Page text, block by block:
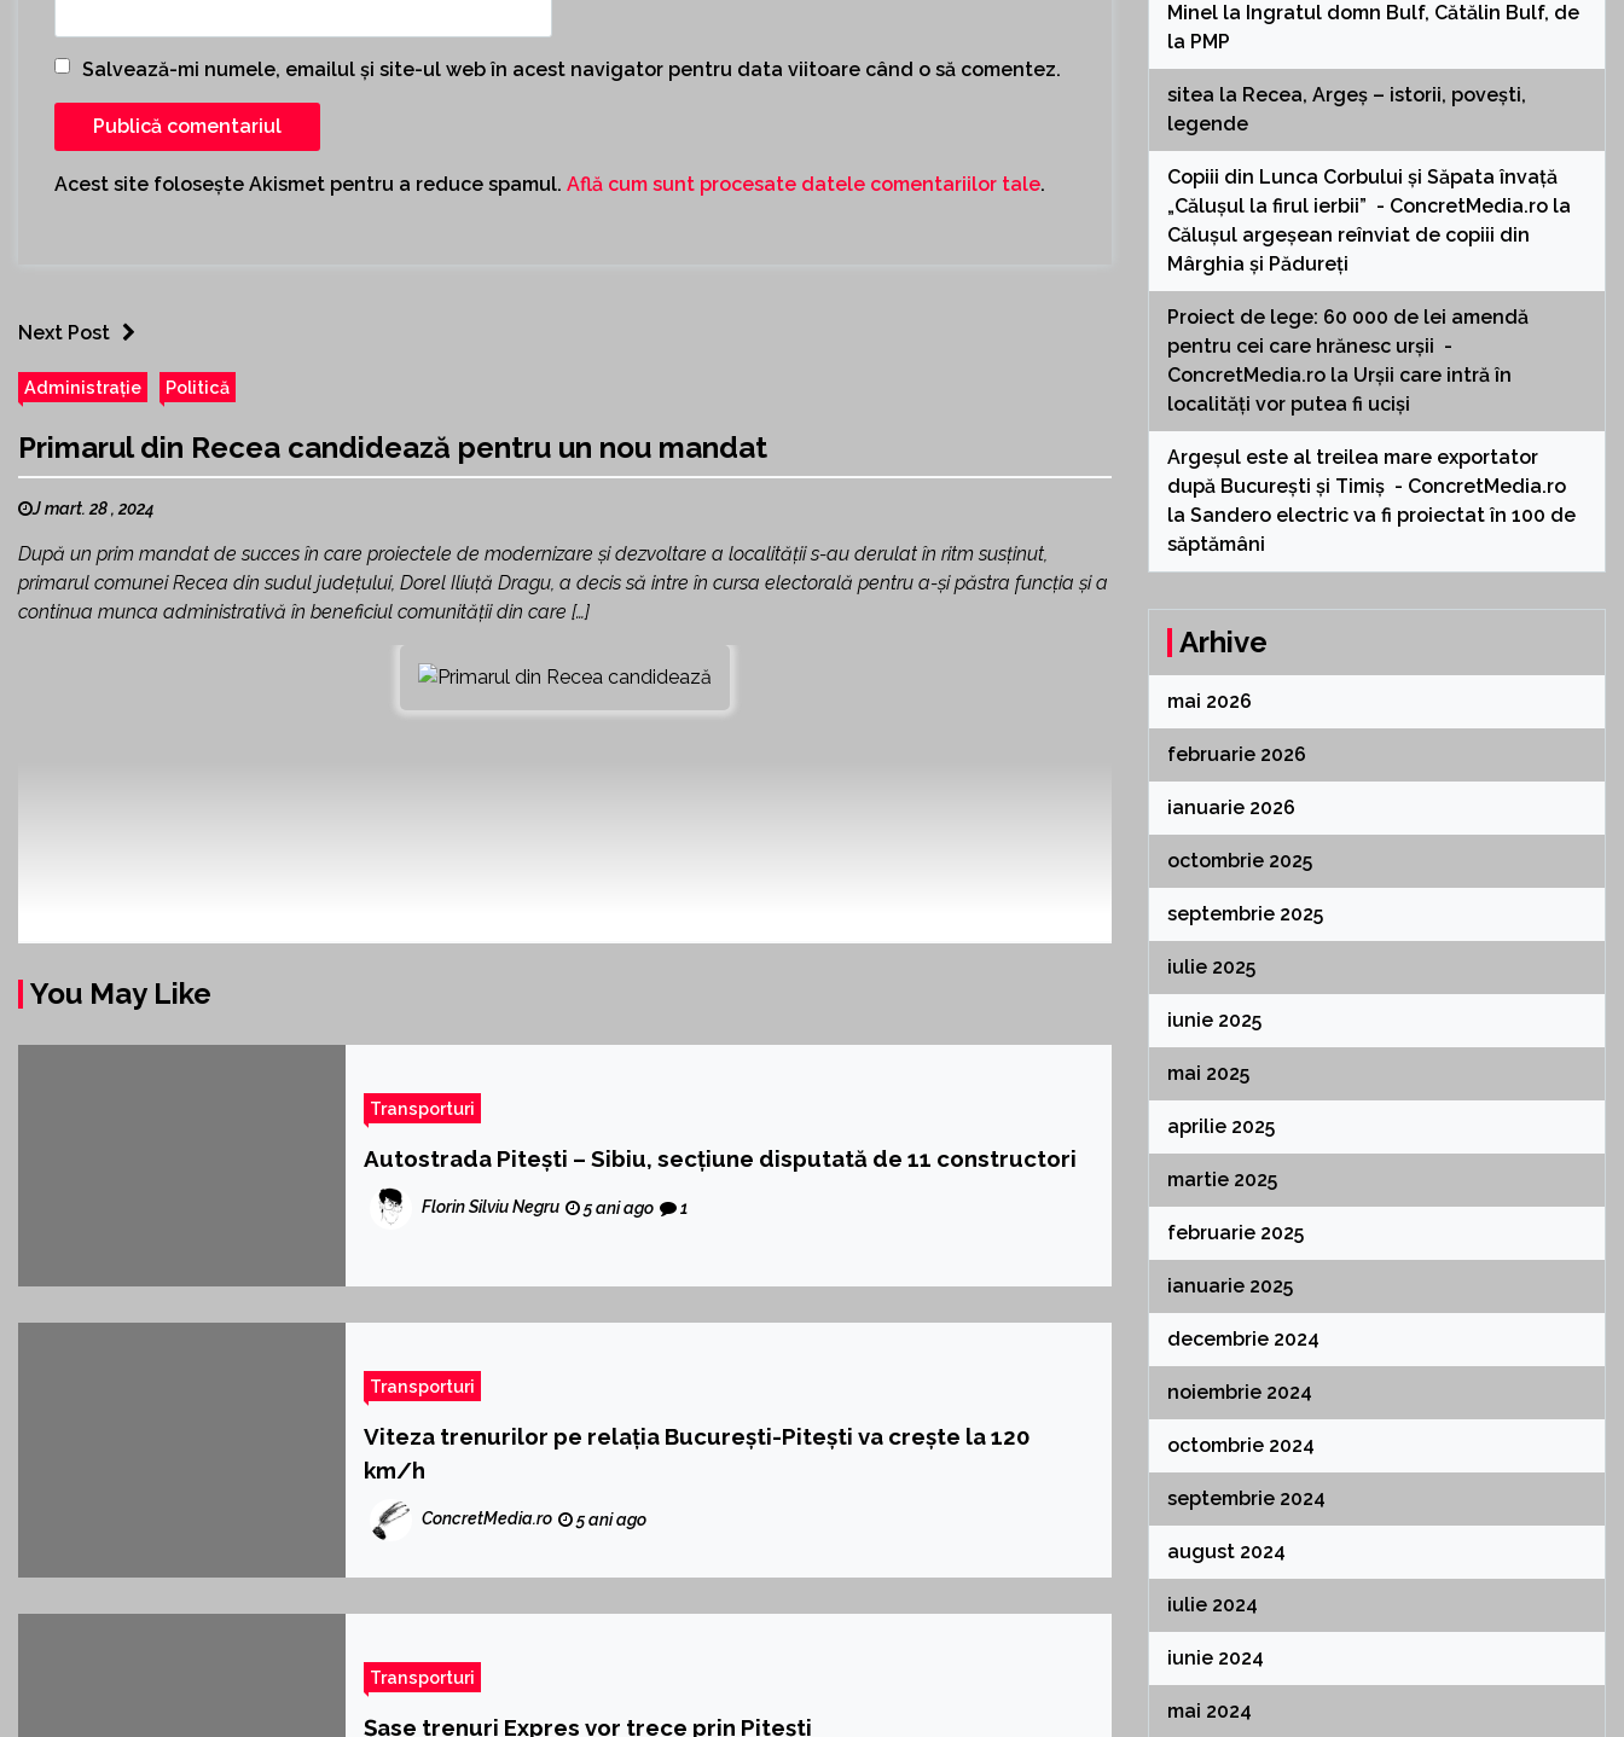
Salvează-mi numele, emailul și site-ul web în acest navigator pentru data viitoare când o să comentez.
Acest site folosește Akismet pentru a reduce spamul. Află cum sunt procesate datele comentariilor tale.
Next Post
Administrație Politică
Primarul din Recea candidează pentru un nou mandat
J mart. 28 , 2024
După un prim mandat de succes în care proiectele de modernizare și dezvoltare a localității s-au derulat în ritm susținut,
primarul comunei Recea din sudul județului, Dorel Iliuță Dragu, a decis să intre în cursa electorală pentru a-și păstra funcția și a
continua munca administrativă în beneficiul comunității din care […]
You May Like
Transporturi
Autostrada Pitești – Sibiu, secțiune disputată de 11 constructori
Florin Silviu Negru 5 ani ago 1
Transporturi
Viteza trenurilor pe relația București-Pitești va crește la 120
km/h
ConcretMedia.ro 5 ani ago
Transporturi
Șase trenuri Expres vor trece prin Pitești
Minella Ingratul domn Bulf, Cătălin Bulf, de
la PMP
sitea la Recea, Argeș – istorii, povești,
legende
Copiii din Lunca Corbului și Săpata învață
„Călușul la firul ierbii” - ConcretMedia.rola
Călușul argeșean reînviat de copiii din
Mârghia și Pădureți
Proiect de lege: 60 000 de lei amendă
pentru cei care hrănesc urșii -
ConcretMedia.rola Urșii care intră în
localități vor putea fi uciși
Argeșul este al treilea mare exportator
după București și Timiș - ConcretMedia.ro
la Sandero electric va fi proiectat în 100 de
săptămâni
Arhive
mai 2026
februarie 2026
ianuarie 2026
octombrie 2025
septembrie 2025
iulie 2025
iunie 2025
mai 2025
aprilie 2025
martie 2025
februarie 2025
ianuarie 2025
decembrie 2024
noiembrie 2024
octombrie 2024
septembrie 2024
august 2024
iulie 2024
iunie 2024
mai 2024